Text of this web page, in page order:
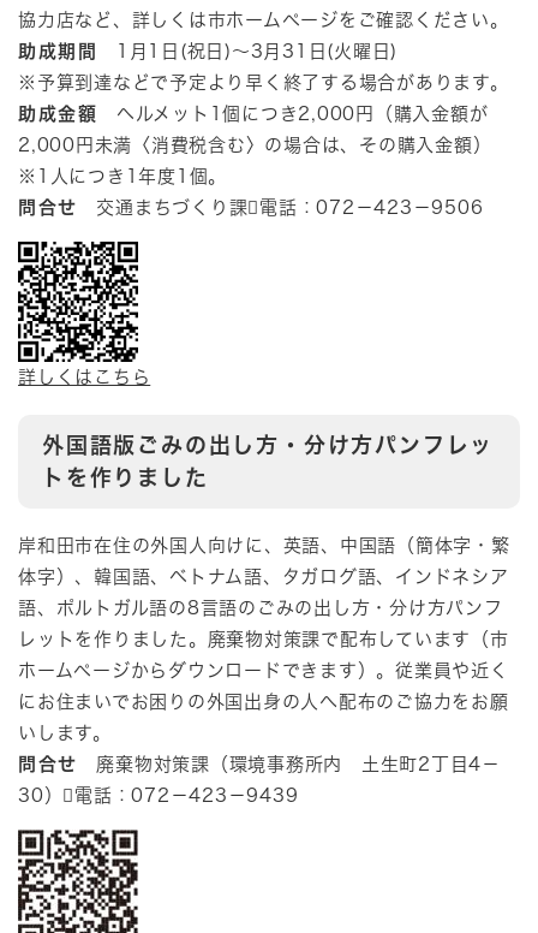
協力店など、詳しくは市ホームページをご確認ください。
助成期間
1月1日(祝日)～3月31日(火曜日)
※予算到達などで予定より早く終了する場合があります。
助成金額
ヘルメット1個につき2,000円（購入金額が
2,000円未満〈消費税含む〉の場合は、その購入金額）
※1人につき1年度1個。
問合せ 交通まちづくり課電話：072－423－9506
詳しくはこちら
外国語版ごみの出し方・分け方パンフレッ
トを作りました
岸和田市在住の外国人向けに、英語、中国語（簡体字・繁
体字）、韓国語、ベトナム語、タガログ語、インドネシア
語、ポルトガル語の8言語のごみの出し方・分け方パンフ
レットを作りました。廃棄物対策課で配布しています（市
ホームページからダウンロードできます）。従業員や近く
にお住まいでお困りの外国出身の人へ配布のご協力をお願
いします。
問合せ 廃棄物対策課（環境事務所内 土生町2丁目4－
30）電話：072－423－9439